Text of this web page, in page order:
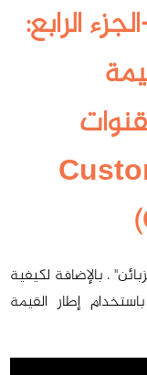
الرابع:
، بالإضافة لكيفية
إطار القيمة